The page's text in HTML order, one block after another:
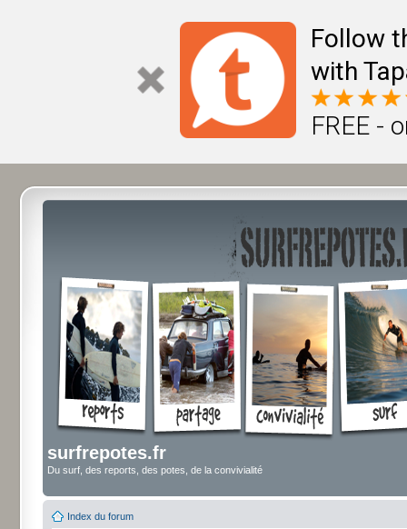
Follow
with
FREE -
surfrepotes.fr
Du surf, des reports, des potes, de la convivialité
Index du forum